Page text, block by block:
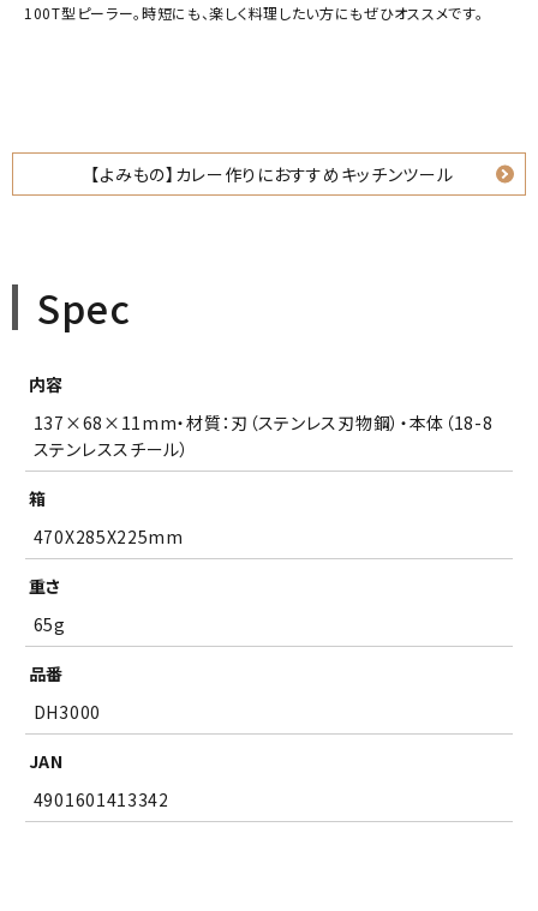
100T型ピーラー。時短にも、楽しく料理したい方にもぜひオススメです。
【よみもの】カレー作りにおすすめキッチンツール
Spec
内容
137×68×11mm・材質：刃（ステンレス刃物鋼）・本体（18-8
ステンレススチール）
箱
470X285X225mm
重さ
65g
品番
DH3000
JAN
4901601413342